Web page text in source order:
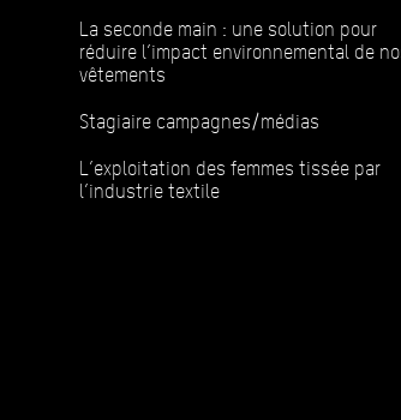
La seconde main : une solution pour
réduire l’impact environnemental de
vêtements
Stagiaire campagnes/médias
L’exploitation des femmes tissée par
l’industrie textile